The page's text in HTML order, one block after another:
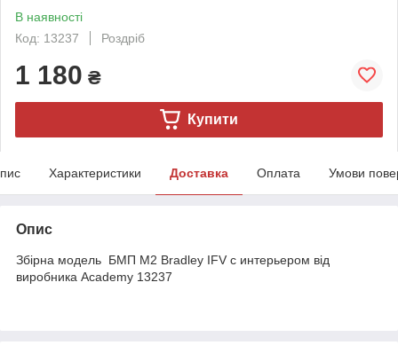
В наявності
Код: 13237
Роздріб
1 180 ₴
Купити
Характеристики Доставка Оплата Умови
Опис
Збірна модель БМП M2 Bradley IFV с интерьером від
виробника Academy 13237